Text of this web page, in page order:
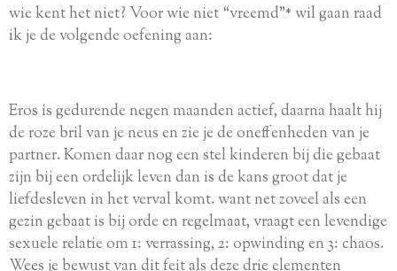
wie kent het niet? Voor wie niet “vreemd”* wil gaan raad
ik je de volgende oefening aan:
Eros is gedurende negen maanden actief, daarna haalt hij
de roze bril van je neus en zie je de oneffenheden van je
partner. Komen daar nog een stel kinderen bij die gebaat
zijn bij een ordelijk leven dan is de kans groot dat je
liefdesleven in het verval komt. want net zoveel als een
gezin gebaat is bij orde en regelmaat, vraagt een levendige
sexuele relatie om 1: verrassing, 2: opwinding en 3: chaos.
Wees je bewust van dit feit als deze drie elementen